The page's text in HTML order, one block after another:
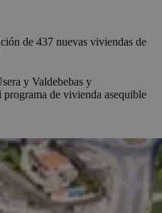
de 437 nuevas viviendas de
y Valdebebas y
de vivienda asequible